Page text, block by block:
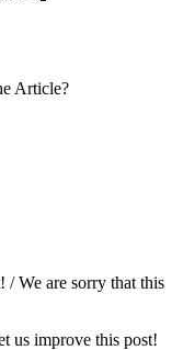
Article?
/ We are sorry that this
us improve this post!